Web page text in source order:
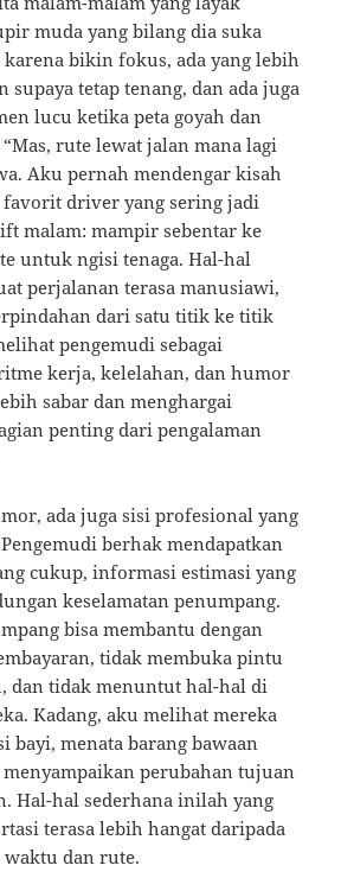
muda yang bilang dia suka
karena bikin fokus, ada yang lebih
supaya tetap tenang, dan ada juga
lucu ketika peta goyah dan
rute lewat jalan mana lagi
Aku pernah mendengar kisah
favorit driver yang sering jadi
malam: mampir sebentar ke
untuk ngisi tenaga. Hal-hal
perjalanan terasa manusiawi,
dari satu titik ke titik
pengemudi sebagai
kerja, kelelahan, dan humor
sabar dan menghargai
penting dari pengalaman
ada juga sisi profesional yang
berhak mendapatkan
cukup, informasi estimasi yang
keselamatan penumpang.
bisa membantu dengan
tidak membuka pintu
dan tidak menuntut hal-hal di
Kadang, aku melihat mereka
bayi, menata barang bawaan
perubahan tujuan
Hal-hal sederhana inilah yang
terasa lebih hangat daripada
dan rute.